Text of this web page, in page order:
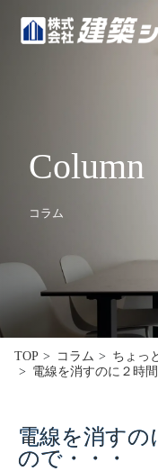
Column
コラム
TOP コラム
ちょっ
電線を消すのに２時
電線を消すの
ので・・・
商品ラインナップ
施工事例
お客様の声
採用情報